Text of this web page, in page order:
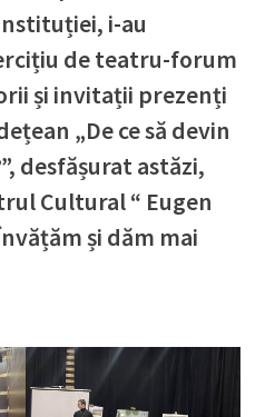
i-au
de teatru-forum
și invitații prezenți
„De ce să devin
desfășurat astăzi,
Cultural “ Eugen
și dăm mai